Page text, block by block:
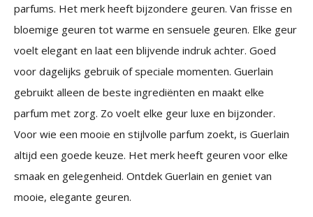
parfums. Het merk heeft bijzondere geuren. Van frisse en
bloemige geuren tot warme en sensuele geuren. Elke geur
voelt elegant en laat een blijvende indruk achter. Goed
voor dagelijks gebruik of speciale momenten. Guerlain
gebruikt alleen de beste ingrediënten en maakt elke
parfum met zorg. Zo voelt elke geur luxe en bijzonder.
Voor wie een mooie en stijlvolle parfum zoekt, is Guerlain
altijd een goede keuze. Het merk heeft geuren voor elke
smaak en gelegenheid. Ontdek Guerlain en geniet van
mooie, elegante geuren.